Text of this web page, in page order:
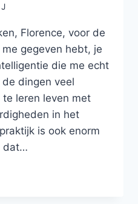
Florence, voor de
gegeven hebt, je
die me echt
dingen veel
leren leven met
in het
is ook enorm
dat…